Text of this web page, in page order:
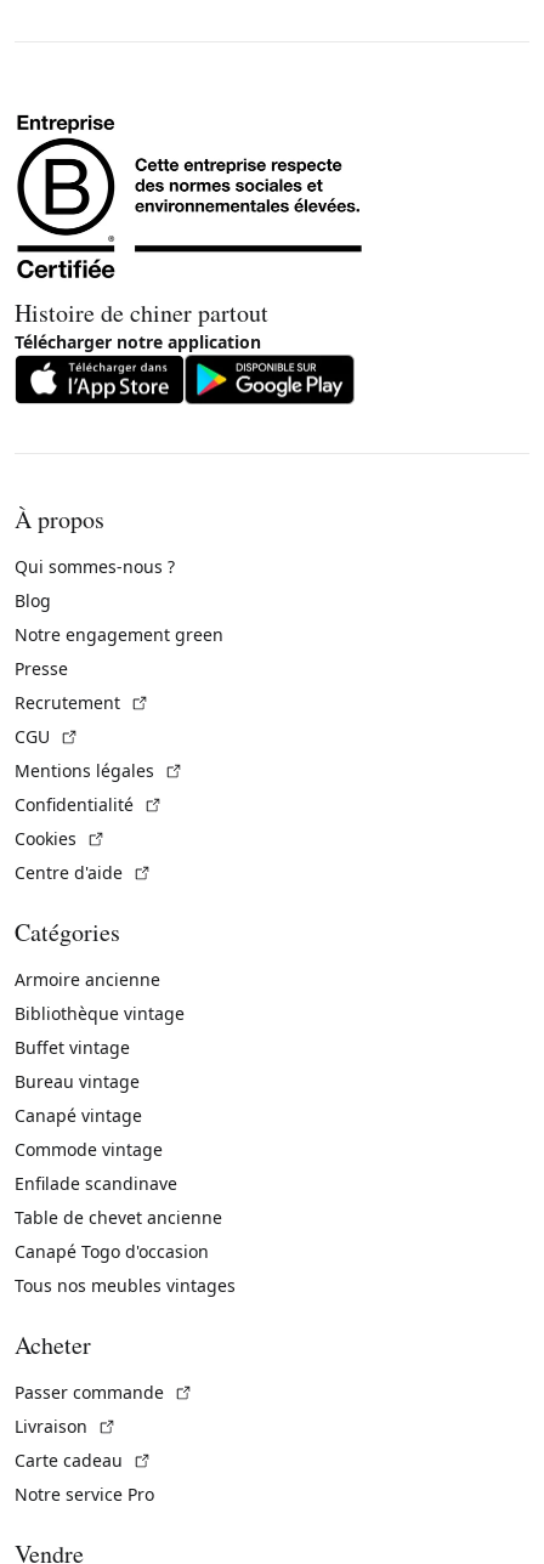
Histoire de chiner partout
Télécharger notre application
À propos
Qui sommes-nous ?
Blog
Notre engagement green
Presse
Recrutement
CGU
Mentions légales
Confidentialité
Cookies
Centre d'aide
Catégories
Armoire ancienne
Bibliothèque vintage
Buffet vintage
Bureau vintage
Canapé vintage
Commode vintage
Enfilade scandinave
Table de chevet ancienne
Canapé Togo d'occasion
Tous nos meubles vintages
Acheter
Passer commande
Livraison
Carte cadeau
Notre service Pro
Vendre